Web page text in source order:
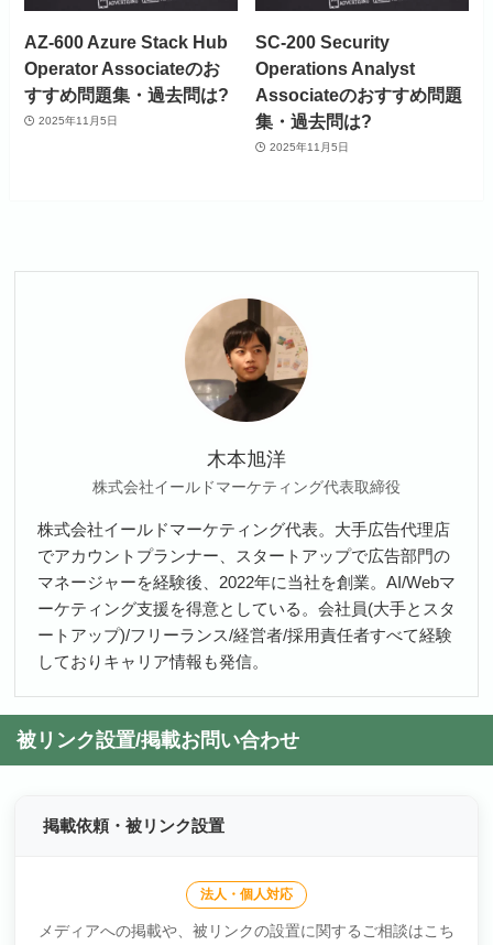
AZ-600 Azure Stack Hub
Operator Associateのお
すすめ問題集・過去問は?
2025年11月5日
SC-200 Security
Operations Analyst
Associateのおすすめ問題
集・過去問は?
2025年11月5日
木本旭洋
株式会社イールドマーケティング代表取締役
株式会社イールドマーケティング代表。大手広告代理店
でアカウントプランナー、スタートアップで広告部門の
マネージャーを経験後、2022年に当社を創業。AI/Webマ
ーケティング支援を得意としている。会社員(大手とスタ
ートアップ)/フリーランス/経営者/採用責任者すべて経験
しておりキャリア情報も発信。
被リンク設置/掲載お問い合わせ
掲載依頼・被リンク設置
法人・個人対応
メディアへの掲載や、被リンクの設置に関するご相談はこち